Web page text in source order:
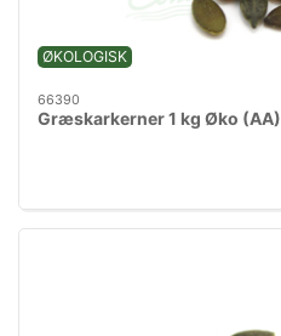
ØKOLOGISK
66390
Græskarkerner 1 kg Øko (AA)